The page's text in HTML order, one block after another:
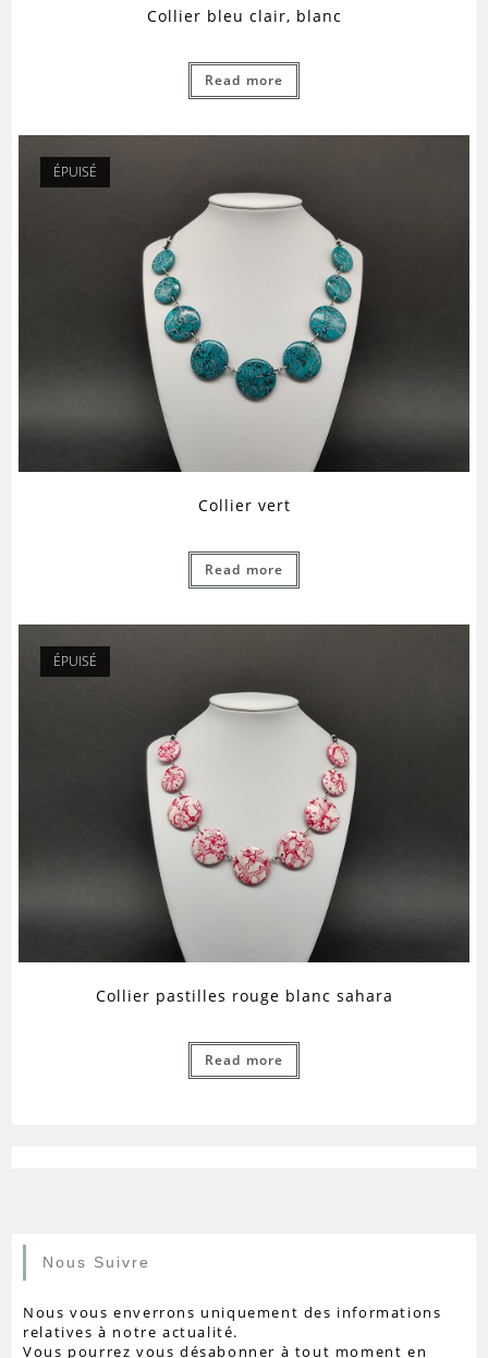
Collier bleu clair, blanc
Read more
ÉPUISÉ
Collier vert
Read more
ÉPUISÉ
Collier pastilles rouge blanc sahara
Read more
Nous Suivre
Nous vous enverrons uniquement des informations
relatives à notre actualité.
Vous pourrez vous désabonner à tout moment en